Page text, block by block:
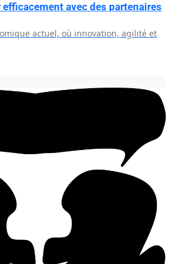
avec des partenaires
actuel, où innovation, agilité et